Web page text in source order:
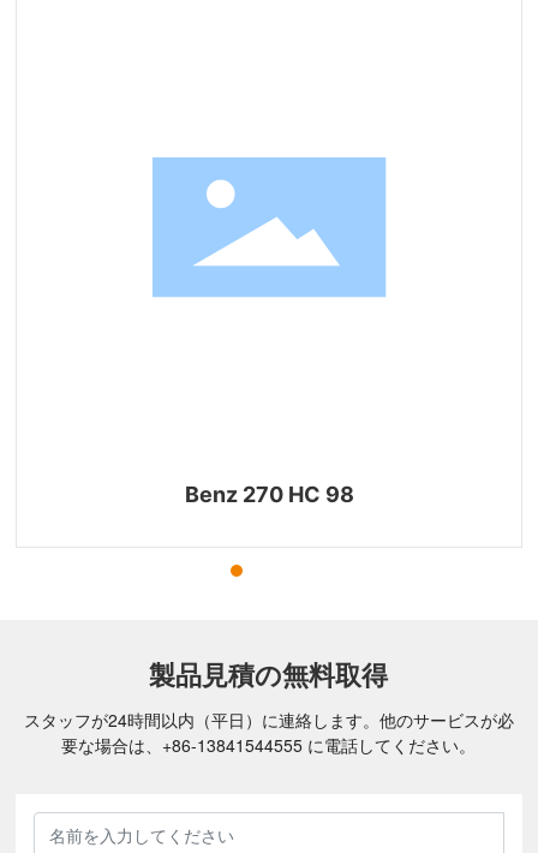
Benz 270 HC 98
製品見積の無料取得
スタッフが24時間以内（平日）に連絡します。他のサービスが必
要な場合は、 +86-13841544555 に電話してください。